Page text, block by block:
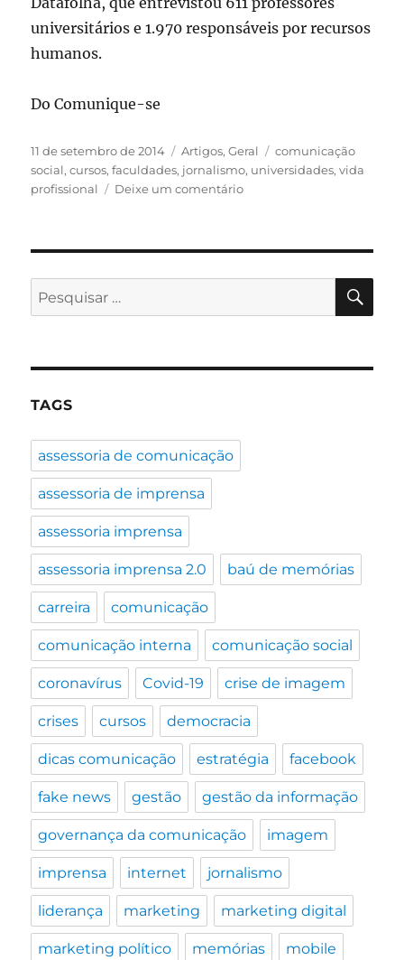
universitários e 1.970 responsáveis por recursos
humanos.
Do Comunique-se
Publicado
em
11 de setembro de 2014 Categorias
Artigos,Geral Tags
comunicação
social,cursos,faculdades, jornalismo, universidades,vida
profissional
Deixe um comentárioem
indica
10
Pesquisar
por:
TAGS
assessoria de comunicação
assessoria de imprensa
assessoria imprensa
assessoria imprensa 2.0 baú de memórias
carreira comunicação
comunicação interna comunicação social
coronavírus Covid-19 crise de imagem
crises cursos democracia
dicas comunicação estratégia facebook
fake news gestão gestão da informação
governança da comunicação imagem
imprensa internet jornalismo
liderança marketing marketing digital
marketing político memórias mobile